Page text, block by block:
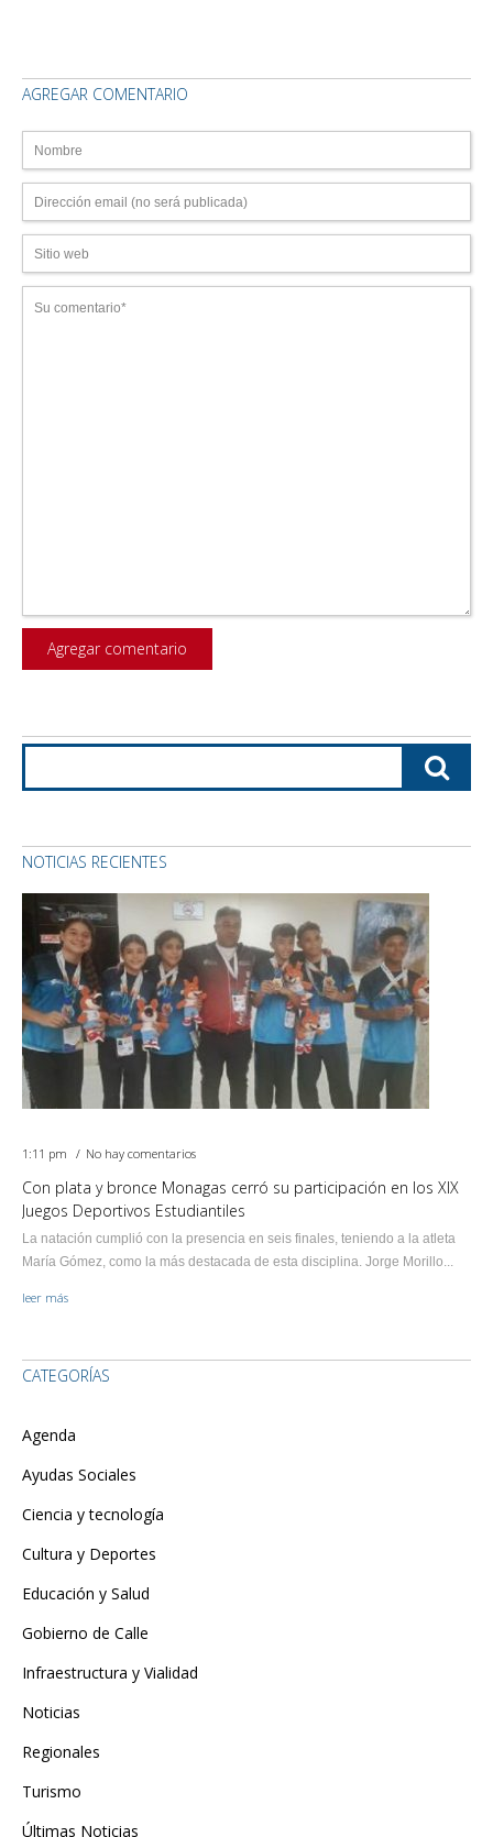
AGREGAR COMENTARIO
NOTICIAS RECIENTES
1:11 pm No hay comentarios
Con plata y bronce Monagas cerró su participación en los XIX
Juegos Deportivos Estudiantiles
La natación cumplió con la presencia en seis finales, teniendo a la atleta
María Gómez, como la más destacada de esta disciplina. Jorge Morillo...
leer más
CATEGORÍAS
Agenda
Ayudas Sociales
Ciencia y tecnología
Cultura y Deportes
Educación y Salud
Gobierno de Calle
Infraestructura y Vialidad
Noticias
Regionales
Turismo
Últimas Noticias